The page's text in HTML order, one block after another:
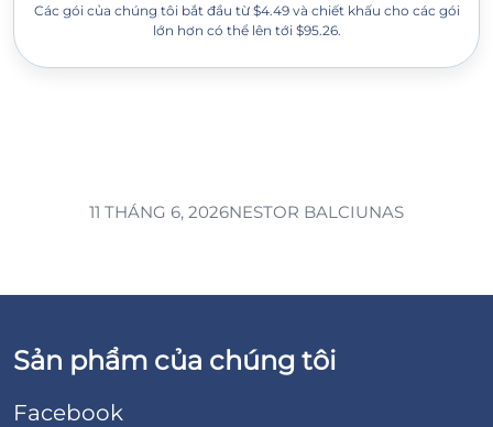
Các gói của chúng tôi bắt đầu từ $4.49 và chiết khấu cho các gói
lớn hơn có thể lên tới $95.26.
11 THÁNG 6, 2026NESTOR BALCIUNAS
Sản phẩm của chúng tôi
Facebook